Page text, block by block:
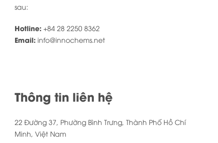
Trang chủ
Giới Thiệu
sau:
Hotline: +84 28 2250 8362
Email: info@innochems.net
Thông tin liên hệ
22 Đường 37, Phường Bình Trưng, Thành Phố Hồ Chí
Minh, Việt Nam